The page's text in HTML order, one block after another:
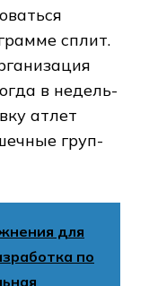
сплит.
в не­дель­
атлет
груп­
для
по